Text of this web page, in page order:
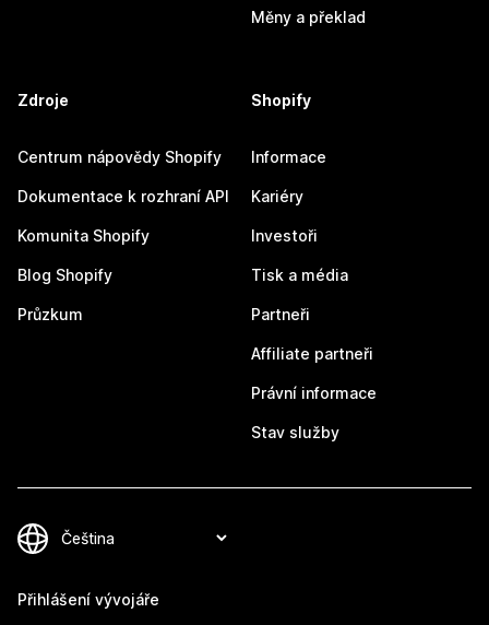
Měny a překlad
Zdroje
Centrum nápovědy Shopify
Dokumentace k rozhraní API
Komunita Shopify
Blog Shopify
Průzkum
Shopify
Informace
Kariéry
Investoři
Tisk a média
Partneři
Affiliate partneři
Právní informace
Stav služby
Přihlášení vývojáře